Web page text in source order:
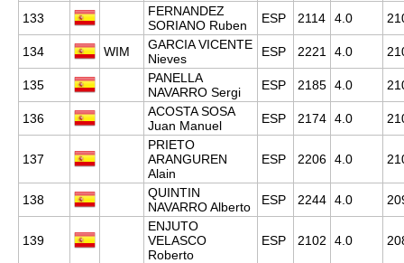
133
FERNANDEZ
SORIANO Ruben
ESP 2114 4.0
134 WIM
GARCIA VICENTE
Nieves
ESP 2221 4.0
135
PANELLA
NAVARRO Sergi
ESP 2185 4.0
136
ACOSTA SOSA
Juan Manuel
ESP 2174 4.0
137
PRIETO
ARANGUREN
Alain
ESP 2206 4.0
138
QUINTIN
NAVARRO Alberto
ESP 2244 4.0
139
ENJUTO
VELASCO
Roberto
ESP 2102 4.0